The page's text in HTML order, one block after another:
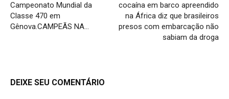
Campeonato Mundial da
Classe 470 em
Gênova.CAMPEÃS NA…
cocaína em barco apreendido
na África diz que brasileiros
presos com embarcação não
sabiam da droga
DEIXE SEU COMENTÁRIO